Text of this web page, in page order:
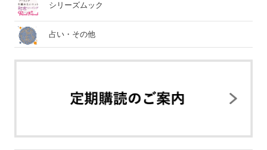
シリーズムック
占い・その他